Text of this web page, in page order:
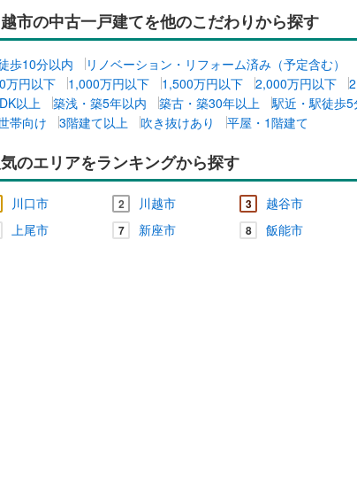
市の中古一戸建てを他のこだわりから探す
歩10分以内 リノベーション・リフォーム済み（予定含む）
万円以下
1,000万円以下 1,500万円以下 2,000万円以下
以上
築浅・築5年以内 築古・築30年以上 駅近・駅徒歩5
帯向け
3階建て以上 吹き抜けあり 平屋・1階建て
のエリアをランキングから探す
川口市 2 川越市 3 越谷市
上尾市 7 新座市 8 飯能市